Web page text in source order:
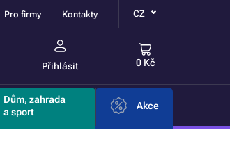
Pro firmy Kontakty CZ
Přihlásit 0 Kč
Dům, zahrada
a sport
Akce